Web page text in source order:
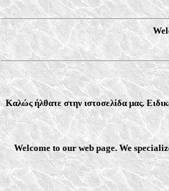
Καλώς ήλθατε στην ιστοσελίδα μας.
Welcome to our web page. We